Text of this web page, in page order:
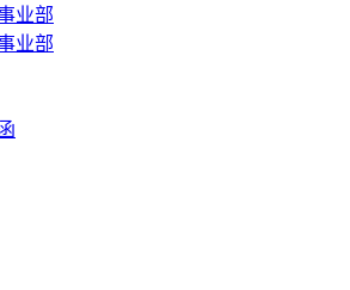
业部
业部